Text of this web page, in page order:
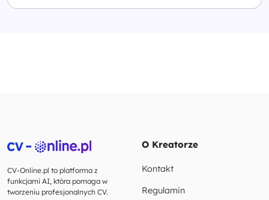
CV-Online.pl to platforma z
funkcjami AI, która pomaga w
tworzeniu profesjonalnych CV.
O Kreatorze
Kontakt
Regulamin